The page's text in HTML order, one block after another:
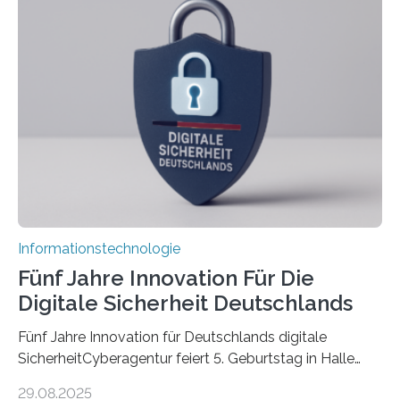
über einen Zeitraum von vier Jahren insgesamt 15
Promovierende im Rahmen von CAVECORE mit
kognitiven Robotern beschäftigen – also mit Robotern,
die mittels Sensoren ihre Umgebung erfassen,
Informationen verarbeiten und häufig auch mit…
Informationstechnologie
Fünf Jahre Innovation Für Die
Digitale Sicherheit Deutschlands
Fünf Jahre Innovation für Deutschlands digitale
SicherheitCyberagentur feiert 5. Geburtstag in Halle
29.08.2025